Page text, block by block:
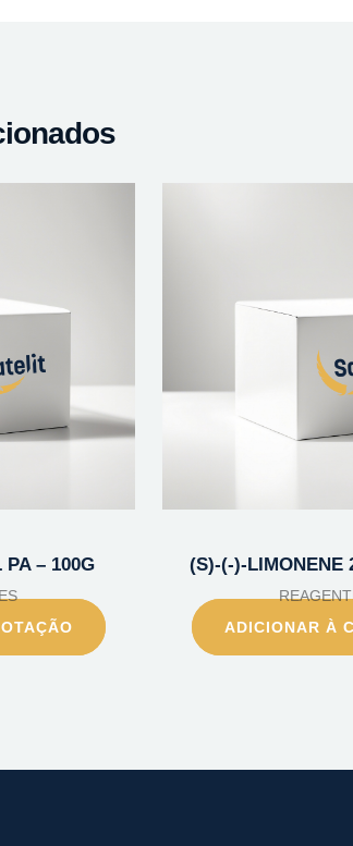
– 100G (S)-(-)-LIMONENE
ADICIONAR À